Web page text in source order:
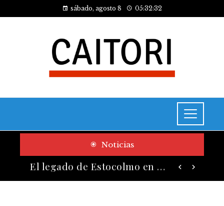
sábado, agosto 8 05:32:33
Noticias
El legado de Estocolmo en acuerdos sobre contaminación y biodiversidad